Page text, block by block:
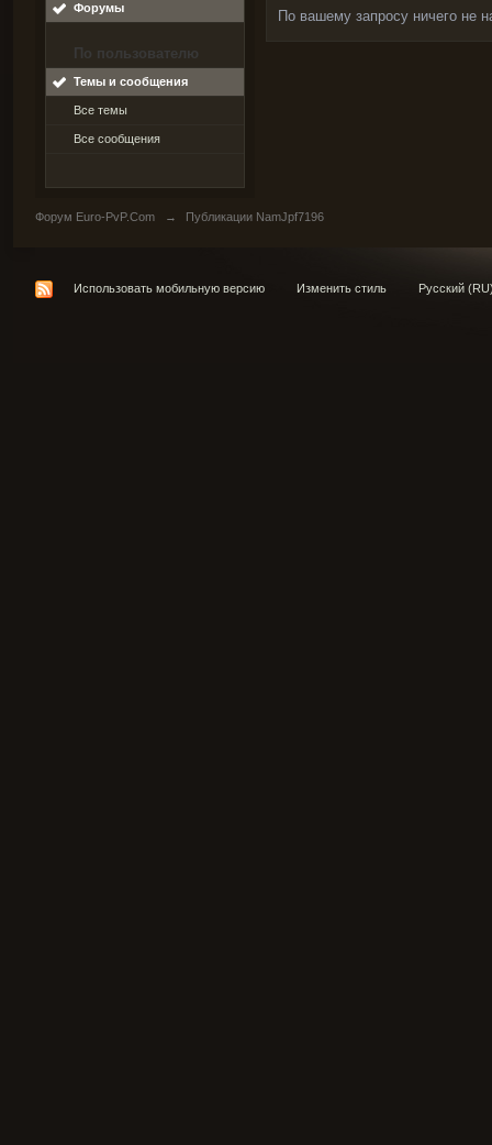
Форумы
По пользователю
Темы и сообщения
Все темы
Все сообщения
По вашему запросу ничего не
Форум Euro-PvP.Com → Публикации NamJpf7196
Использовать мобильную версию Изменить стиль Русский